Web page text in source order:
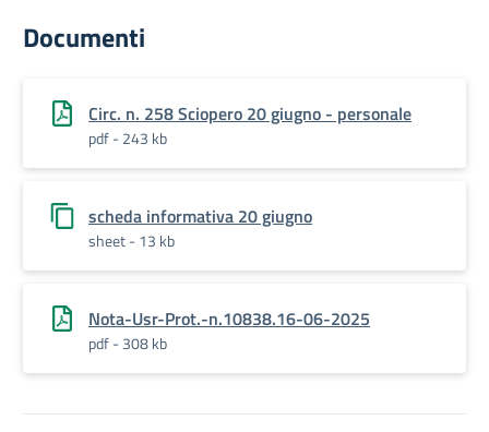
Documenti
Circ. n. 258 Sciopero 20 giugno - personale
pdf - 243 kb
scheda informativa 20 giugno
sheet - 13 kb
Nota-Usr-Prot.-n.10838.16-06-2025
pdf - 308 kb